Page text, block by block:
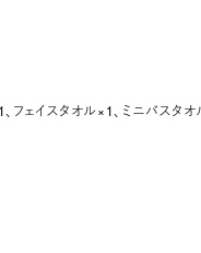
ェイスタオル×1、ミニバスタオ